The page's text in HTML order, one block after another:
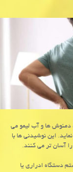
ها و آب لیمو می
این نوشیدنی ها با
آسان تر می کنند.
دستگاه ادراری یا